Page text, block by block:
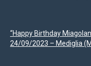
“Happy Birthday
24/09/2023 – Mediglia